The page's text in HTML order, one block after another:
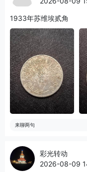
1933年苏维埃贰角
来聊两句
彩光转动
2026-08-09